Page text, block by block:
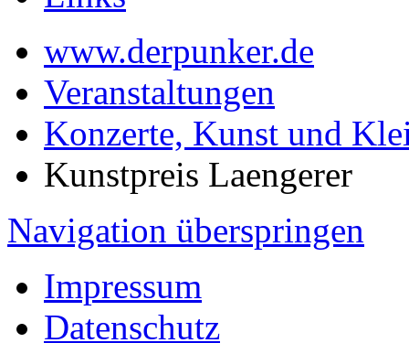
www.derpunker.de
Veranstaltungen
Konzerte, Kunst und
Kunstpreis Laengerer
Navigation überspringen
Impressum
Datenschutz